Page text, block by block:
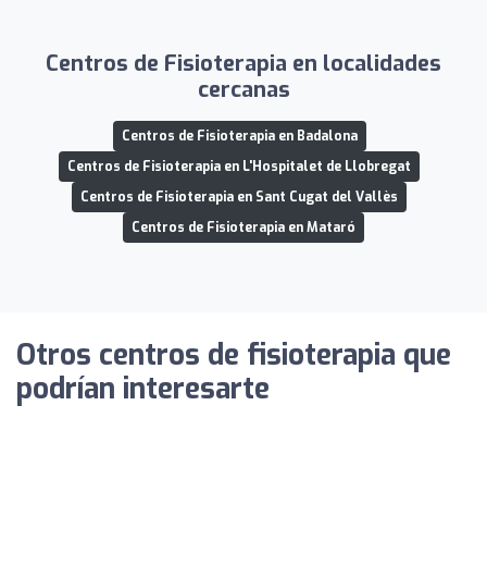
Centros de Fisioterapia en localidades
cercanas
Centros de Fisioterapia en Badalona
Centros de Fisioterapia en L'Hospitalet de Llobregat
Centros de Fisioterapia en Sant Cugat del Vallès
Centros de Fisioterapia en Mataró
Otros centros de fisioterapia que
podrían interesarte